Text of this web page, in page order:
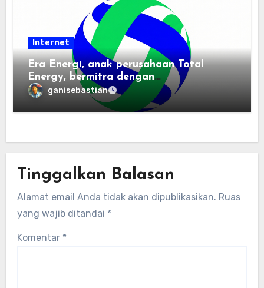
Internet
Era Energi, anak perusahaan Total
Energy, bermitra dengan
Zhuochuangtong untuk mempercepat
transisi energi Indonesia — raksasa
energi global bergabung dengan tim
ganisebastian
Tinggalkan Balasan
Alamat email Anda tidak akan dipublikasikan. Ruas
yang wajib ditandai *
Komentar *